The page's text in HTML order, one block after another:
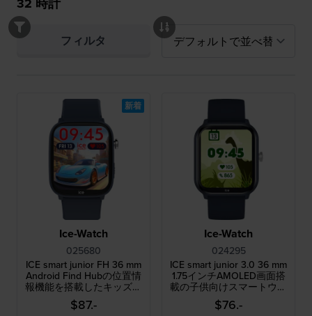
フィルタ
Ice-Watch
025680
ICE smart junior FH 36 mm
Android Find Hubの位置情
報機能を搭載したキッズ向
けスマートウォッチ
$87.-
新着
Ice-Watch
024295
ICE smart junior 3.0 36 mm
1.75インチAMOLED画面搭
載の子供向けスマートウォ
ッチ
$76.-